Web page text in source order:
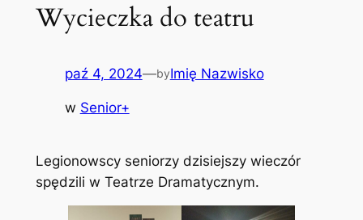
Wycieczka do teatru
paź 4, 2024—byImię Nazwisko
w Senior+
Legionowscy seniorzy dzisiejszy wieczór
spędzili w Teatrze Dramatycznym.